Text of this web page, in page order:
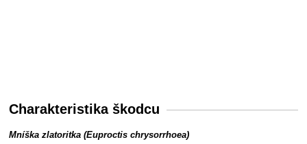
Charakteristika škodcu
Mníška zlatoritka (Euproctis chrysorrhoea)